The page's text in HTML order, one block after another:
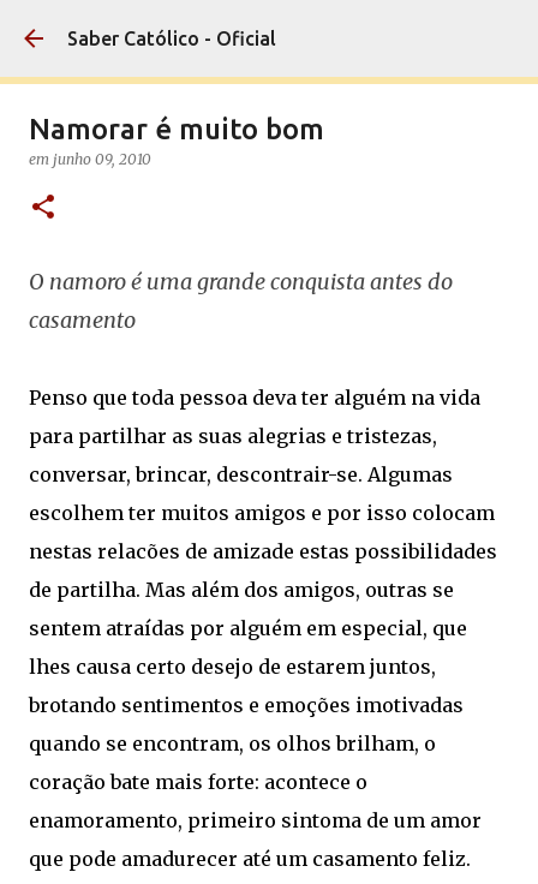
Pular para o conteúdo principal
Saber Católico - Oficial
Namorar é muito bom
em junho 09, 2010
O namoro é uma grande conquista antes do
casamento
Penso que toda pessoa deva ter alguém na vida
para partilhar as suas alegrias e tristezas,
conversar, brincar, descontrair-se. Algumas
escolhem ter muitos amigos e por isso colocam
nestas relacões de amizade estas possibilidades
de partilha. Mas além dos amigos, outras se
sentem atraídas por alguém em especial, que
lhes causa certo desejo de estarem juntos,
brotando sentimentos e emoções imotivadas
quando se encontram, os olhos brilham, o
coração bate mais forte: acontece o
enamoramento, primeiro sintoma de um amor
que pode amadurecer até um casamento feliz.